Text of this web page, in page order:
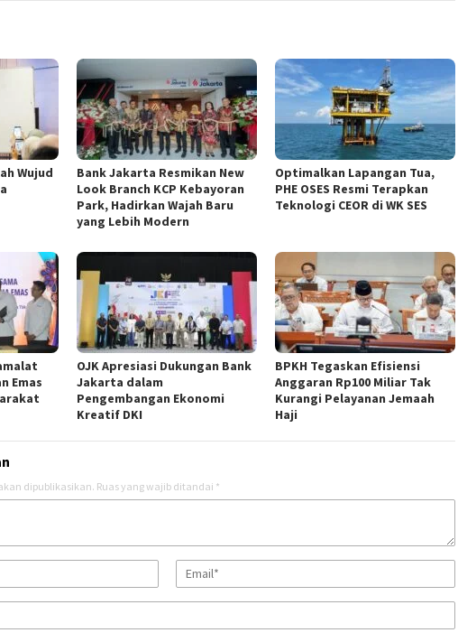
Wujud
Bank Jakarta Resmikan New
Look Branch KCP Kebayoran
Park, Hadirkan Wajah Baru
yang Lebih Modern
Optimalkan Lapangan Tua,
PHE OSES Resmi Terapkan
Teknologi CEOR di WK SES
Emas
OJK Apresiasi Dukungan Bank
Jakarta dalam
Pengembangan Ekonomi
Kreatif DKI
BPKH Tegaskan Efisiensi
Anggaran Rp100 Miliar Tak
Kurangi Pelayanan Jemaah
Haji
dipublikasikan. Ruas yang wajib ditandai *